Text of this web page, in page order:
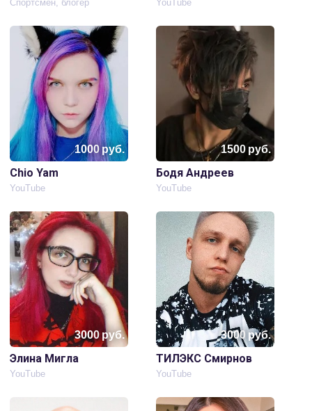
Спортсмен, блогер YouTube
1000руб.
Chio Yam
YouTube
1500руб.
Бодя Андреев
YouTube
3000руб.
Элина Мигла
YouTube
3000 руб.
ТИЛЭКС Смирнов
YouTube